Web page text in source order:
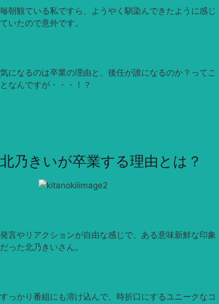
毎朝観ている私ですら、ようやく馴染んできたように感じ
ていたので意外です。
気になるのは卒業の理由と、後任が誰になるのか？ってこ
となんですが・・・！？
北乃きいが卒業する理由とは？
発言やリアクションが自由な感じで、ある意味新鮮な印象
だった北乃きいさん。
すっかり番組にも溶け込んで、時折口にするユニークなコ